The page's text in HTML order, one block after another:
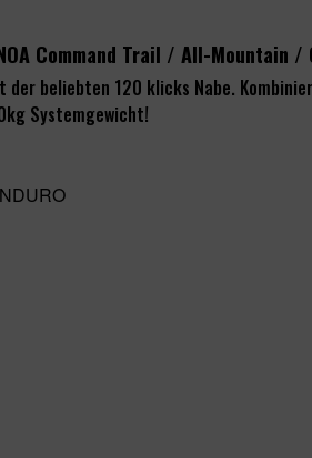
Command Trail / All-Mountain
der beliebten 120 klicks Nabe.
Systemgewicht!